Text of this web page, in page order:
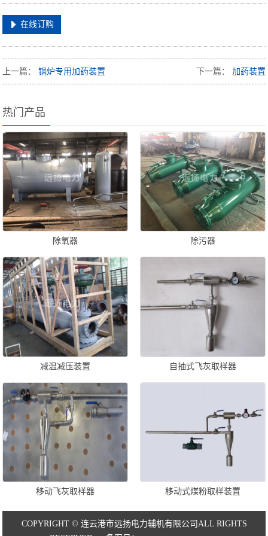
在线订购
上一篇：锅炉专用加药装置 下一篇： 加药装置
热门产品
除氧器 除污器
减温减压装置 自抽式飞灰取样器
移动飞灰取样器 移动式煤粉取样装置
COPYRIGHT © 连云港市远扬电力辅机有限公司ALL RIGHTS